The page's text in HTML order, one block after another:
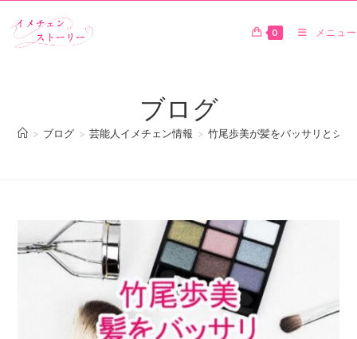
0 メニュー
ブログ
> ブログ > 芸能人イメチェン情報 > 竹尾歩美が髪をバッサリとシ